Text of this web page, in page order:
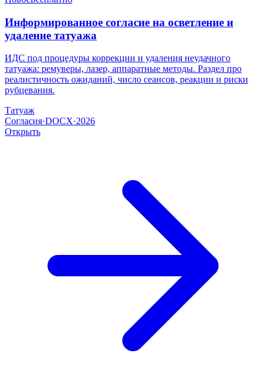
Информированное согласие на осветление и
удаление татуажа
ИДС под процедуры коррекции и удаления неудачного
татуажа: ремуверы, лазер, аппаратные методы. Раздел про
реалистичность ожиданий, число сеансов, реакции и риски
рубцевания.
Татуаж
Согласия·DOCX·2026
Открыть